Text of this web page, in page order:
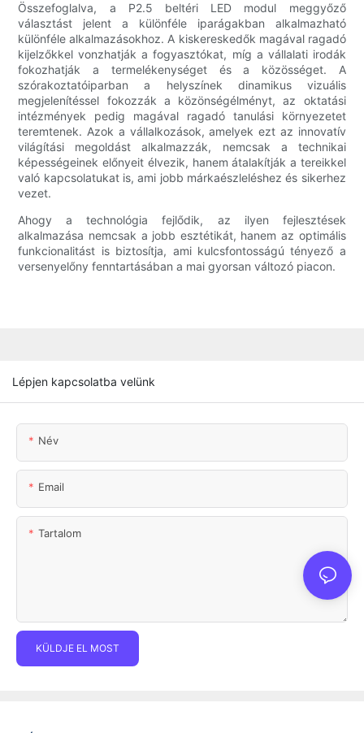
Összefoglalva, a P2.5 beltéri LED modul meggyőző
választást jelent a különféle iparágakban alkalmazható
különféle alkalmazásokhoz. A kiskereskedők magával ragadó
kijelzőkkel vonzhatják a fogyasztókat, míg a vállalati irodák
fokozhatják a termelékenységet és a közösséget. A
szórakoztatóiparban a helyszínek dinamikus vizuális
megjelenítéssel fokozzák a közönségélményt, az oktatási
intézmények pedig magával ragadó tanulási környezetet
teremtenek. Azok a vállalkozások, amelyek ezt az innovatív
világítási megoldást alkalmazzák, nemcsak a technikai
képességeinek előnyeit élvezik, hanem átalakítják a tereikkel
való kapcsolatukat is, ami jobb márkaészleléshez és sikerhez
vezet.
Ahogy a technológia fejlődik, az ilyen fejlesztések
alkalmazása nemcsak a jobb esztétikát, hanem az optimális
funkcionalitást is biztosítja, ami kulcsfontosságú tényező a
versenyelőny fenntartásában a mai gyorsan változó piacon.
Lépjen kapcsolatba velünk
Név
Email
Tartalom
KÜLDJE EL MOST